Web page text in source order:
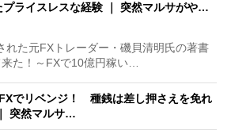
プライスレスな経験 ｜ 突然マルサがや…
た元FXトレーダー・磯貝清明氏の著書
来た！～FXで10億円稼い…
FXでリベンジ！ 種銭は差し押さえを免れ
突然マルサ…